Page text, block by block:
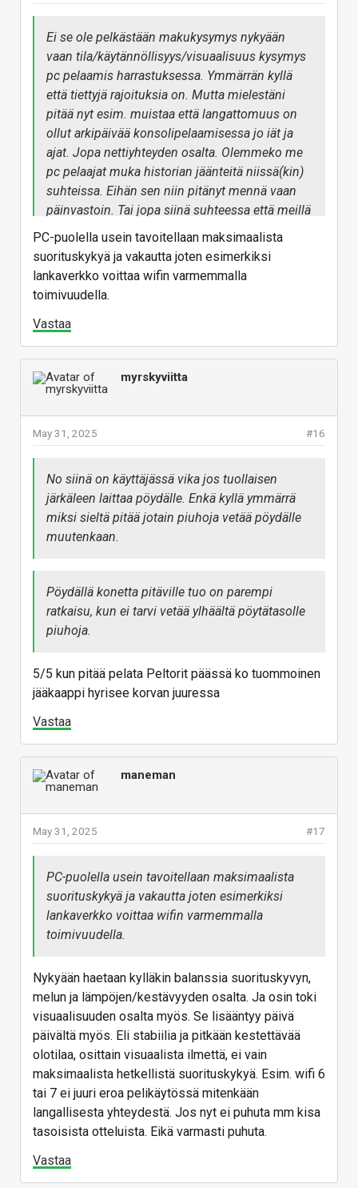
Ei se ole pelkästään makukysymys nykyään
vaan tila/käytännöllisyys/visuaalisuus kysymys
pc pelaamis harrastuksessa. Ymmärrän kyllä
että tiettyjä rajoituksia on. Mutta mielestäni
pitää nyt esim. muistaa että langattomuus on
ollut arkipäivää konsolipelaamisessa jo iät ja
ajat. Jopa nettiyhteyden osalta. Olemmeko me
pc pelaajat muka historian jäänteitä niissä(kin)
suhteissa. Eihän sen niin pitänyt mennä vaan
päinvastoin. Tai jopa siinä suhteessa että meillä
on samat harmaat/beiget 20 markan
peltilaatikot kuin kasarilla ja ysärillä piilossa
kaapissa että ei vaan kukaan näe.
PC-puolella usein tavoitellaan maksimaalista
suorituskykyä ja vakautta joten esimerkiksi
lankaverkko voittaa wifin varmemmalla
toimivuudella.
Vastaa
myrskyviitta
#16
May 31, 2025
No siinä on käyttäjässä vika jos tuollaisen
järkäleen laittaa pöydälle. Enkä kyllä ymmärrä
miksi sieltä pitää jotain piuhoja vetää pöydälle
muutenkaan.
Pöydällä konetta pitäville tuo on parempi
ratkaisu, kun ei tarvi vetää ylhäältä pöytätasolle
piuhoja.
5/5 kun pitää pelata Peltorit päässä ko tuommoinen
jääkaappi hyrisee korvan juuressa
Vastaa
maneman
#17
May 31, 2025
PC-puolella usein tavoitellaan maksimaalista
suorituskykyä ja vakautta joten esimerkiksi
lankaverkko voittaa wifin varmemmalla
toimivuudella.
Nykyään haetaan kylläkin balanssia suorituskyvyn,
melun ja lämpöjen/kestävyyden osalta. Ja osin toki
visuaalisuuden osalta myös. Se lisääntyy päivä
päivältä myös. Eli stabiilia ja pitkään kestettävää
olotilaa, osittain visuaalista ilmettä, ei vain
maksimaalista hetkellistä suorituskykyä. Esim. wifi 6
tai 7 ei juuri eroa pelikäytössä mitenkään
langallisesta yhteydestä. Jos nyt ei puhuta mm kisa
tasoisista otteluista. Eikä varmasti puhuta.
Vastaa